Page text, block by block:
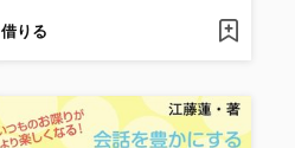
借りる